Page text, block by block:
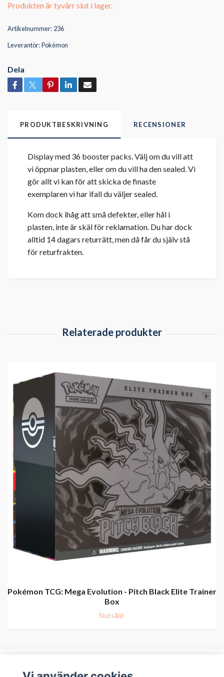
Produkten är tyvärr slut i lager.
Artikelnummer: 236
Leverantör:Pokémon
Dela
PRODUKTBESKRIVNING RECENSIONER
Display med 36 booster packs. Välj om du vill att
vi öppnar plasten, eller om du vill ha den sealed. Vi
gör allt vi kan för att skicka de finaste
exemplaren vi har ifall du väljer sealed.
Kom dock ihåg att små defekter, eller hål i
plasten, inte är skäl för reklamation. Du har dock
alltid 14 dagars returrätt, men då får du själv stå
för returfrakten.
Pokémon TCG: Mega Evolution - Pitch Black Elite Trainer
Box
Slutsåld